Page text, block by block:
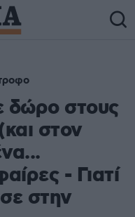
δώρο στους
στον
- Γιατί
στην